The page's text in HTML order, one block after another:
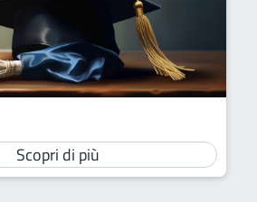
Scopri di più